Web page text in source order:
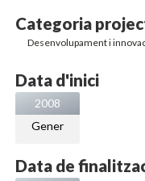
Categoria
Desenvolupament i
Data d'inici
2008
Gener
Data de